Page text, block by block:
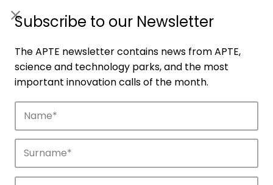
Companies
Subscribe to our Newsletter
The APTE newsletter contains news from APTE,
science and technology parks, and the most
important innovation calls of the month.